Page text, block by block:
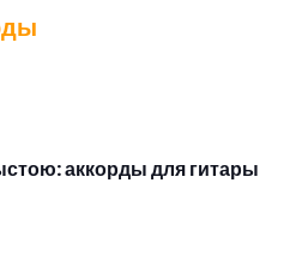
porn: аккорды для
аккорды для гитары